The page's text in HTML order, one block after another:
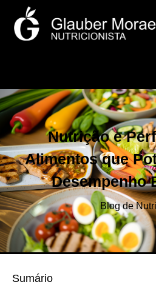
Nutrição e
Alimentos que
Desempenho
Blog de
Sumário